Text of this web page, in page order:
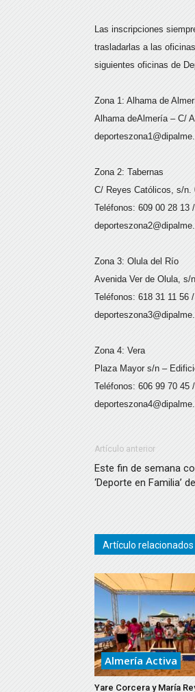
Las inscripciones
trasladarlas a las
siguientes oficinas de
Zona 1: Alhama de
Alhama deAlmería – C/
Zona 2: Tabernas
C/ Reyes Católicos, s/n.
Teléfonos: 609 00 28 13
Zona 3: Olula del Río
Avenida Ver de Olula, s/
Teléfonos: 618 31 11 56
Zona 4: Vera
Plaza Mayor s/n –
Teléfonos: 606 99 70 45
Artículo anterior
Este fin de semana
‘Deporte en Familia’
Artículo relacionados
Almería Activa
Yare Corcera y María